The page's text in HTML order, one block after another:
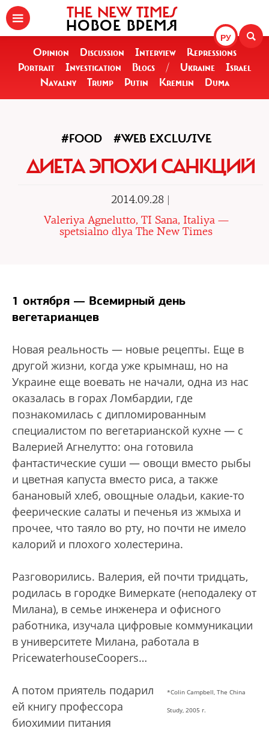
РУ
THE NEW TIMES
НОВОЕ ВРЕМЯ
Opinion Discussion Interview
Repressions
Portrait
Investigation Blogs / Ukraine
Israel
Navalny
Trump Putin Kremlin Duma
#FOOD #WEB EXCLUSIVE
ДИЕТА ЭПОХИ САНКЦИЙ
2014.09.28 |
Valeriya Agnelutto, TI Sana, Italiya —
spetsialno dlya The New Times
1 октября — Всемирный день
вегетарианцев
Новая реальность — новые рецепты. Еще в
другой жизни, когда уже крымнаш, но на
Украине еще воевать не начали, одна из нас
оказалась в горах Ломбардии, где
познакомилась с дипломированным
специалистом по вегетарианской кухне — с
Валерией Агнелутто: она готовила
фантастические суши — овощи вместо рыбы
и цветная капуста вместо риса, а также
банановый хлеб, овощные оладьи, какие-то
феерические салаты и печенья из жмыха и
прочее, что таяло во рту, но почти не имело
калорий и плохого холестерина.
Разговорились. Валерия, ей почти тридцать,
родилась в городке Вимеркате (неподалеку от
Милана), в семье инженера и офисного
работника, изучала цифровые коммуникации
в университете Милана, работала в
PricewaterhouseCoopers…
*Colin Campbell, The China
Study, 2005 г.
А потом приятель подарил
ей книгу профессора
биохимии питания